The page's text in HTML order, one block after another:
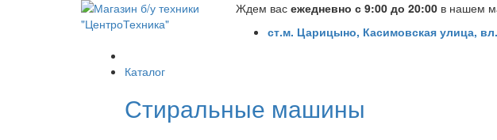
Ждем вас ежедневно с 9:00 до 20:00 в нашем
ст.м. Царицыно, Касимовская улица,
Каталог
Стиральные машины